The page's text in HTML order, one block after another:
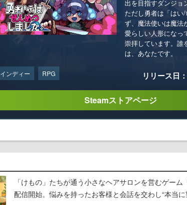
出を目指すダンジョ
ただし勇者は「はい
ず、魔法使いは魔法
愛らしい人形にな
崇拝しています。誰
は、あなたです。
インディー RPG リリース日
Steamストアページ
「けもの」たちが通う小さなヘアサロンを営むゲー
配信開始。悩みを持ったお客様と会話を交わし“本当